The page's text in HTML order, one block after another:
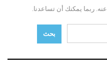
ربما يمكنك أن تساعدنا.